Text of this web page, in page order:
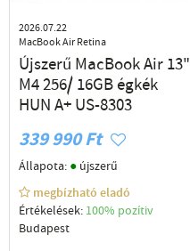
2026.07.22
MacBook Air Retina
Újszerű MacBook Air 13"
M4 256/ 16GB égkék
HUN A+ US-8303
339 990 Ft
Állapota: ● újszerű
megbízható eladó
Értékelések: 100% pozítiv
Budapest